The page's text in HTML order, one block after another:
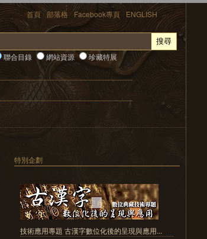
首頁 部落格 Facebook專頁 ENGLISH
聯合目錄 網站資源 珍藏特展
特別企劃
技術應用專題 古漢字數位化後的呈現與應用...